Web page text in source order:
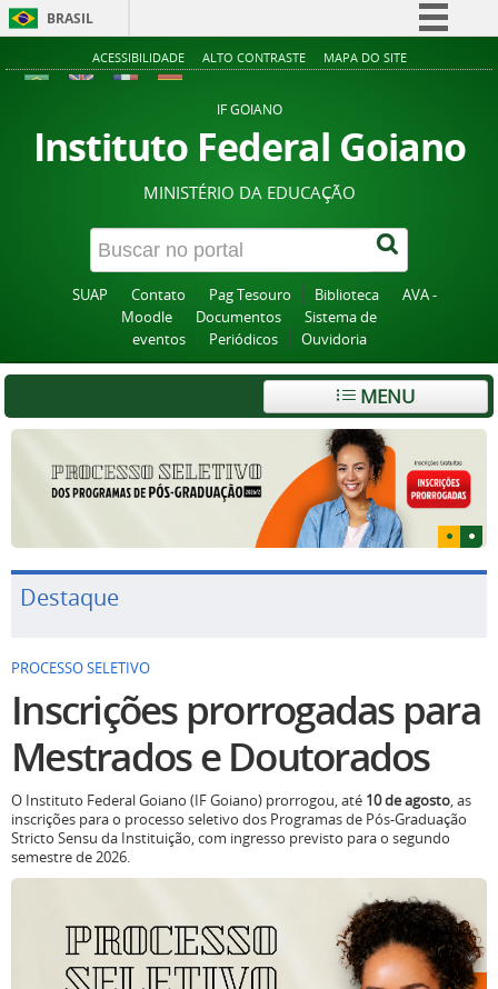
BRASIL
Simplifique!
Acesso à informação
Legislação
Canais
ACESSIBILIDADE ALTO CONTRASTE MAPA DO SITE
IF GOIANO
Instituto Federal Goiano
MINISTÉRIO DA EDUCAÇÃO
SUAP Contato Pag Tesouro Biblioteca
AVA -
Moodle
Documentos
Sistema de
eventos
Periódicos Ouvidoria
MENU
Destaque
PROCESSO SELETIVO
Inscrições prorrogadas para
Mestrados e Doutorados
O Instituto Federal Goiano (IF Goiano) prorrogou, até 10 de agosto, as
inscrições para o processo seletivo dos Programas de Pós-Graduação
Stricto Sensu da Instituição, com ingresso previsto para o segundo
semestre de 2026.